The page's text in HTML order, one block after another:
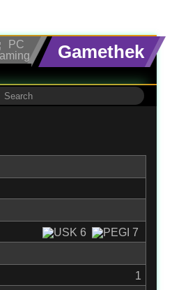
Gamethek
1